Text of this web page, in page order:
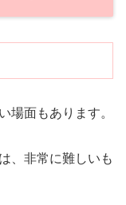
場面もあります。
、非常に難しいも